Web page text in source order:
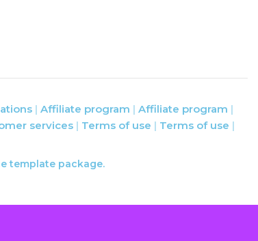
Affiliate program
Affiliate program
services Terms of use
Terms of use
template package.